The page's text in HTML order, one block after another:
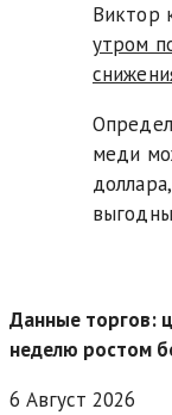
Виктор
утром
меди
Данные торгов:
неделю ростом
6 Август 2026